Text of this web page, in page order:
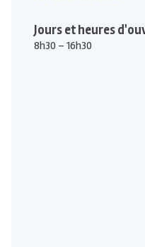
Jours et heures
8h30 – 16h30